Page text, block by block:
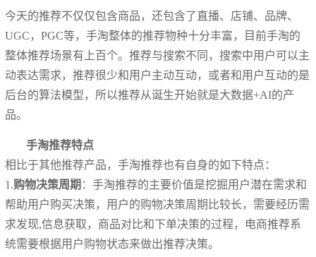
今天的推荐不仅仅包含商品，还包含了直播、店铺、品牌、
UGC，PGC等，手淘整体的推荐物种十分丰富，目前手淘的
整体推荐场景有上百个。推荐与搜索不同，搜索中用户可以主
动表达需求，推荐很少和用户主动互动，或者和用户互动的是
后台的算法模型，所以推荐从诞生开始就是大数据+AI的产
品。
手淘推荐特点
相比于其他推荐产品，手淘推荐也有自身的如下特点：
1.购物决策周期 ：手淘推荐的主要价值是挖掘用户潜在需求和
帮助用户购买决策，用户的购物决策周期比较长，需要经历需
求发现,信息获取，商品对比和下单决策的过程，电商推荐系
统需要根据用户购物状态来做出推荐决策。